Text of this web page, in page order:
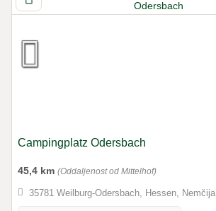
Campingplatz Odersbach
45,4 km (Oddaljenost od Mittelhof)
35781 Weilburg-Odersbach, Hessen, Nemčija